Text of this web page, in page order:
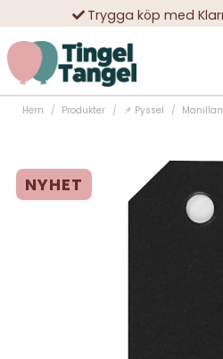
Trygga köp med
10 000-tals
Hem Produkter 📌 Pyssel
NYHET